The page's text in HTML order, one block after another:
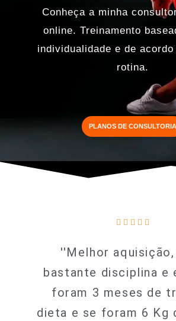
Conheça a minha
online. Treinamento
individualidade e de
rotina.
PLANOS DE CONSULTORIA
    
5
''Melhor
bastante disciplina e
foram 3 meses de
dieta e se foram 6 Kg